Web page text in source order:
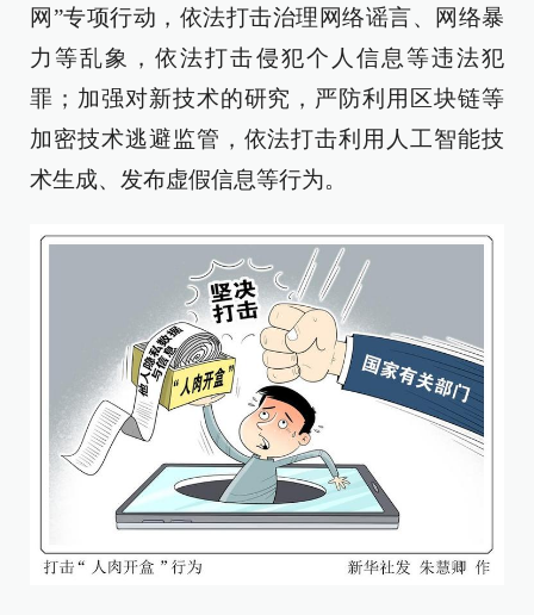
网”专项行动，依法打击治理网络谣言、网络暴
力等乱象，依法打击侵犯个人信息等违法犯
罪；加强对新技术的研究，严防利用区块链等
加密技术逃避监管，依法打击利用人工智能技
术生成、发布虚假信息等行为。